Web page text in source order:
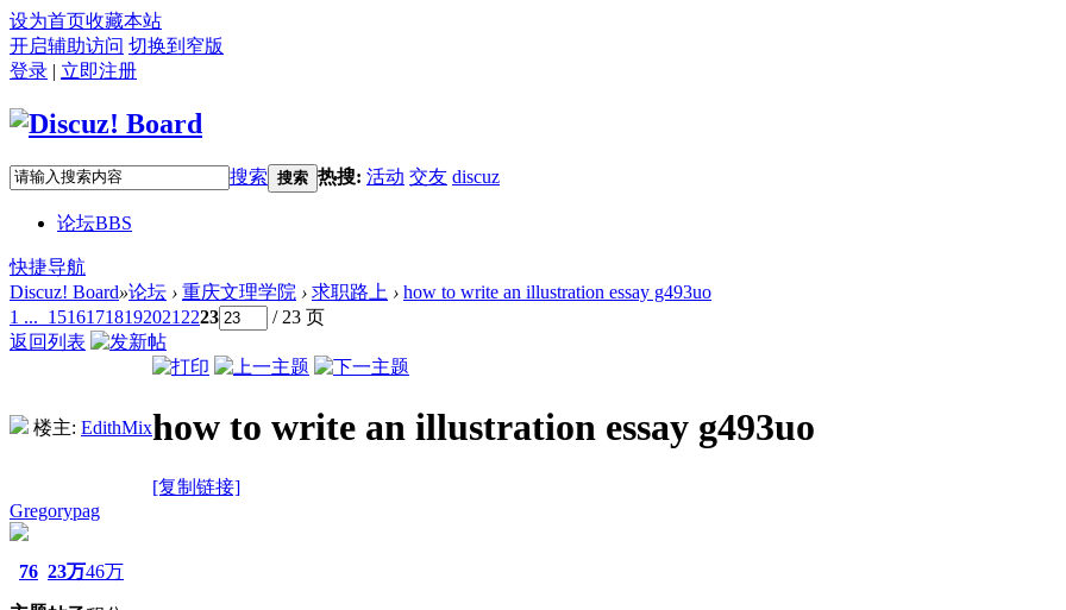
设为首页收藏本站
开启辅助访问 切换到窄版
登录 | 立即注册
搜索 搜索 热搜: 活动 交友 discuz
论坛BBS
快捷导航
Discuz! Board»论坛 › 重庆文理学院 › 求职路上 › how to write an illustration essay g493uo
1 ... 15161718192021 2223
/ 23 页
返回列表
楼主: EdithMixhow to write an illustration essay g493uo
[复制链接]
Gregorypag
76 23万46万